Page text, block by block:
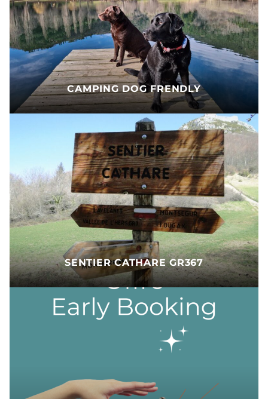
CAMPING DOG FRENDLY
SENTIER CATHARE GR367